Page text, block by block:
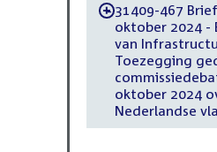
-31409-467
oktober 2024 -
van
Toezegging
oktober 2024
Nederlandse